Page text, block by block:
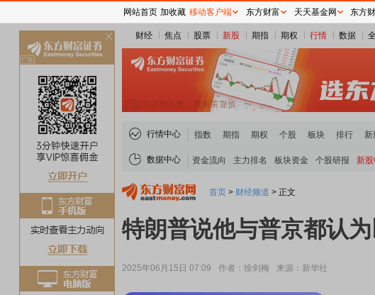
财经 焦点 股票 新股 期指 期权 行情 数据
行情中心 指数 期指 期权 个股 板块 排行 新
数据中心 资金流向 主力排名 板块资金 个股研报 新
首页 > 财经频道 > 正文
特朗普说他与普京都认
2025年06月15日 07:09 作者：徐剑梅 来源：新华社
网站首页 加收藏 移动客户端 东方财富 天天基金网 东方
关